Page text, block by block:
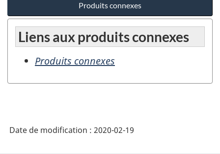
Produits connexes
Liens aux produits connexes
Produits connexes
Date de modification : 2020-02-19